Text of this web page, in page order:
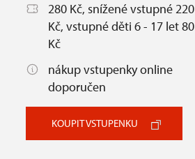
280 Kč, snížené vstupné 220
Kč, vstupné děti 6 - 17 let 80
Kč
nákup vstupenky online
doporučen
KOUPIT VSTUPENKU